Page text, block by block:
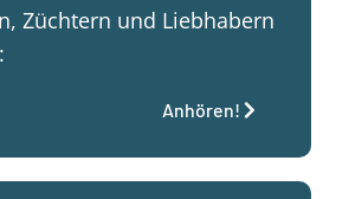
Züchtern und Liebhabern
Anhören!